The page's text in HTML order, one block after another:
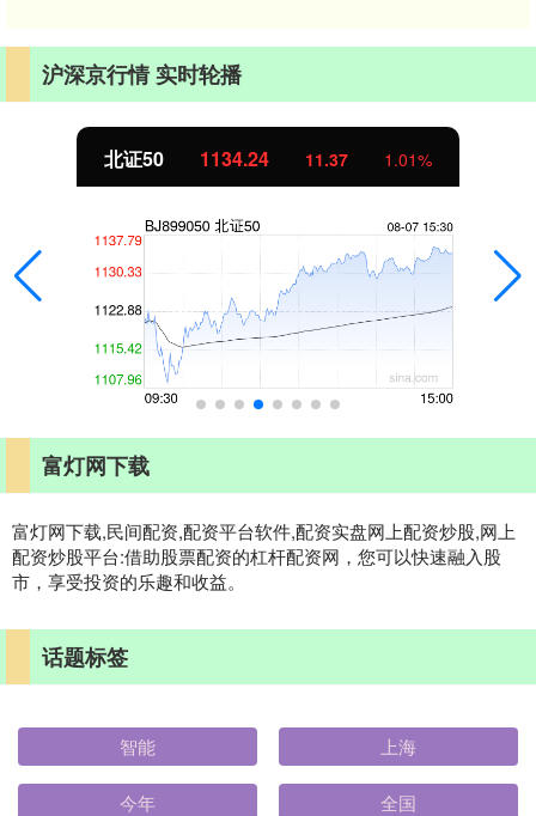
沪深京行情 实时轮播
北证50 1134.24 11.37 1.01%
富灯网下载
富灯网下载,民间配资,配资平台软件,配资实盘网上配资炒股,网上
配资炒股平台:借助股票配资的杠杆配资网，您可以快速融入股
市，享受投资的乐趣和收益。
话题标签
智能 上海
今年 全国